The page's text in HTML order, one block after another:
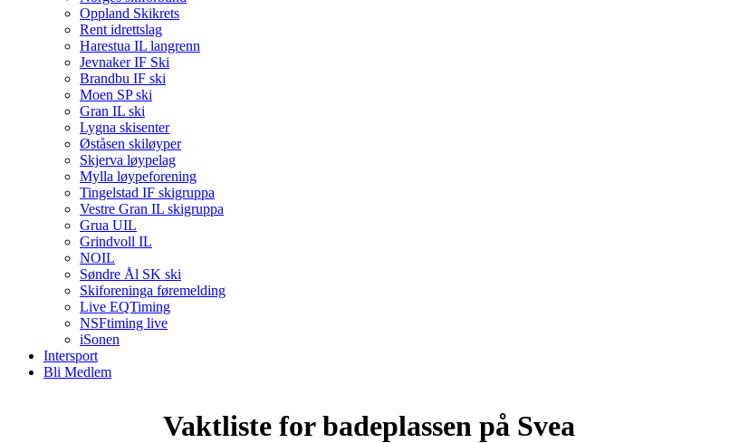
Oppland Skikrets
Rent idrettslag
Harestua IL langrenn
Jevnaker IF Ski
Brandbu IF ski
Moen SP ski
Gran IL ski
Lygna skisenter
Øståsen skiløyper
Skjerva løypelag
Mylla løypeforening
Tingelstad IF skigruppa
Vestre Gran IL skigruppa
Grua UIL
Grindvoll IL
NOIL
Søndre Ål SK ski
Skiforeninga føremelding
Live EQTiming
NSFtiming live
iSonen
Intersport
Bli Medlem
Vaktliste for badeplassen på Svea